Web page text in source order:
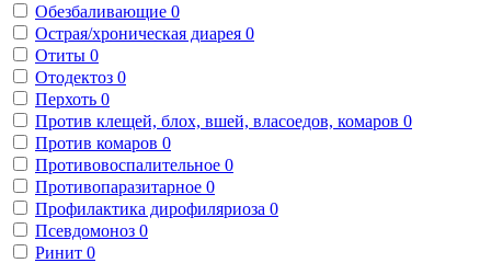
Обезбаливающие 0
Острая/хроническая диарея 0
Отиты 0
Отодектоз 0
Перхоть 0
Против клещей, блох, вшей, власоедов, комаров 0
Против комаров 0
Противовоспалительное 0
Противопаразитарное 0
Профилактика дирофиляриоза 0
Псевдомоноз 0
Ринит 0